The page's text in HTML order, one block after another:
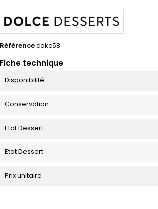
Référencecake58
Fiche technique
Disponibilité
Conservation
Etat Dessert
Etat Dessert
Prix unitaire